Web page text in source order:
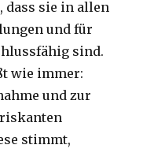
dass sie in allen
und für
sind.
wie immer:
und zur
stimmt,